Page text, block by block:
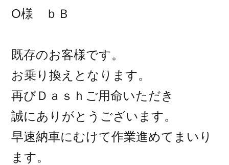
O様 ｂＢ
既存のお客様です。
お乗り換えとなります。
再びＤａｓｈご用命いただき
誠にありがとうございます。
早速納車にむけて作業進めてまいり
ます。